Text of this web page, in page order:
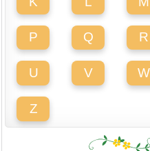
P Q R
U V W
Z